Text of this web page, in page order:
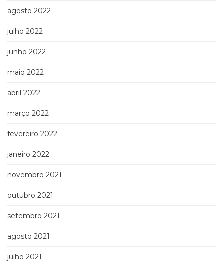
agosto 2022
julho 2022
junho 2022
maio 2022
abril 2022
março 2022
fevereiro 2022
janeiro 2022
novembro 2021
outubro 2021
setembro 2021
agosto 2021
julho 2021